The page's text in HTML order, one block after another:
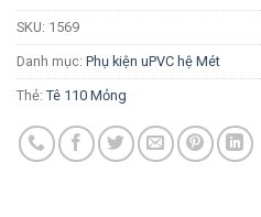
SKU: 1569
Danh mục: Phụ kiện uPVC hệ Mét
Thẻ: Tê 110 Mỏng